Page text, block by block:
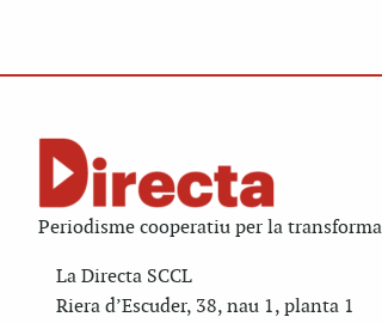
Periodisme cooperatiu per la
La Directa SCCL
Riera d’Escuder, 38, nau 1, planta 1